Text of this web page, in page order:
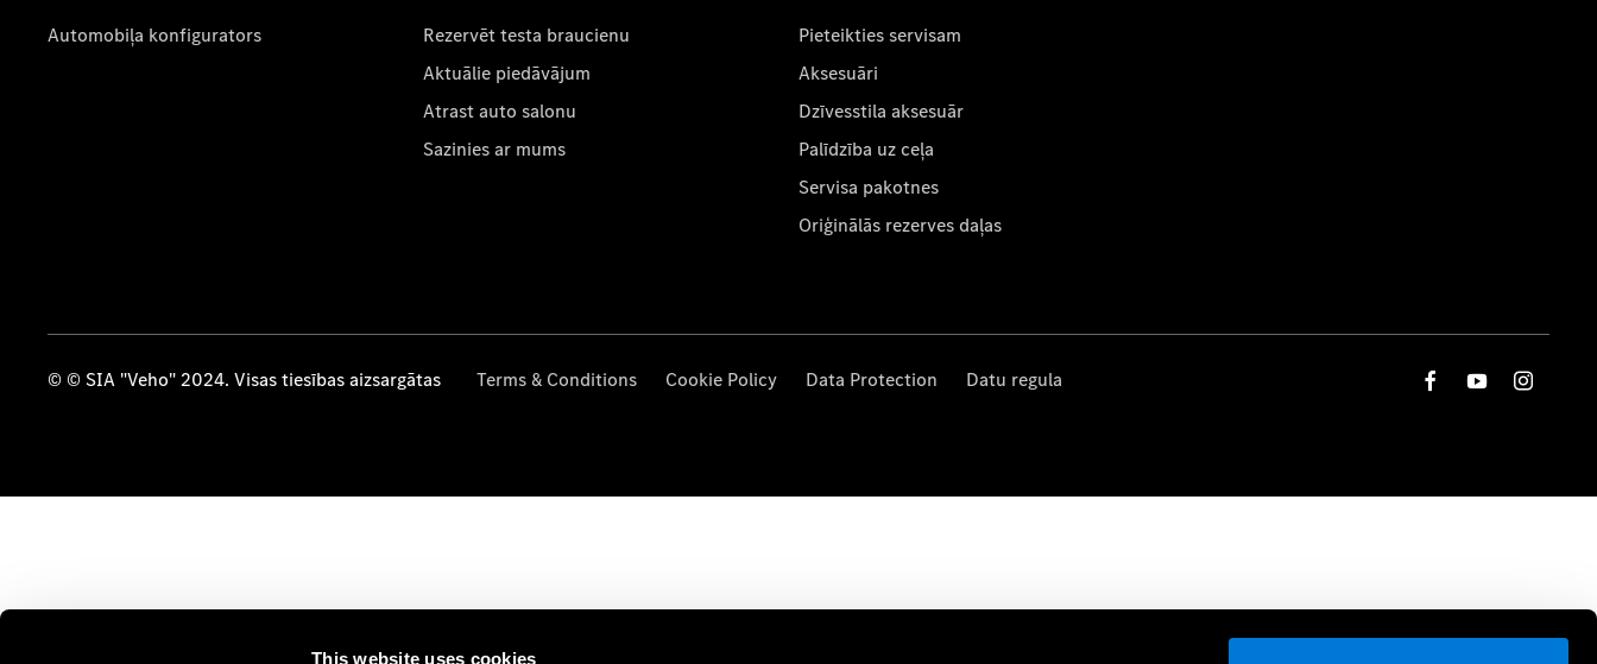
This website uses cookies
Automobiļa konfigurators
Rezervēt testa braucienu
Aktuālie piedāvājum
Atrast auto salonu
Sazinies ar mums
Pieteikties servisam
Aksesuāri
Dzīvesstila aksesuār
Palīdzība uz ceļa
Servisa pakotnes
Oriģinālās rezerves daļas
© © SIA "Veho" 2024. Visas tiesības aizsargātas Terms & Conditions Cookie Policy Data Protection Datu regula